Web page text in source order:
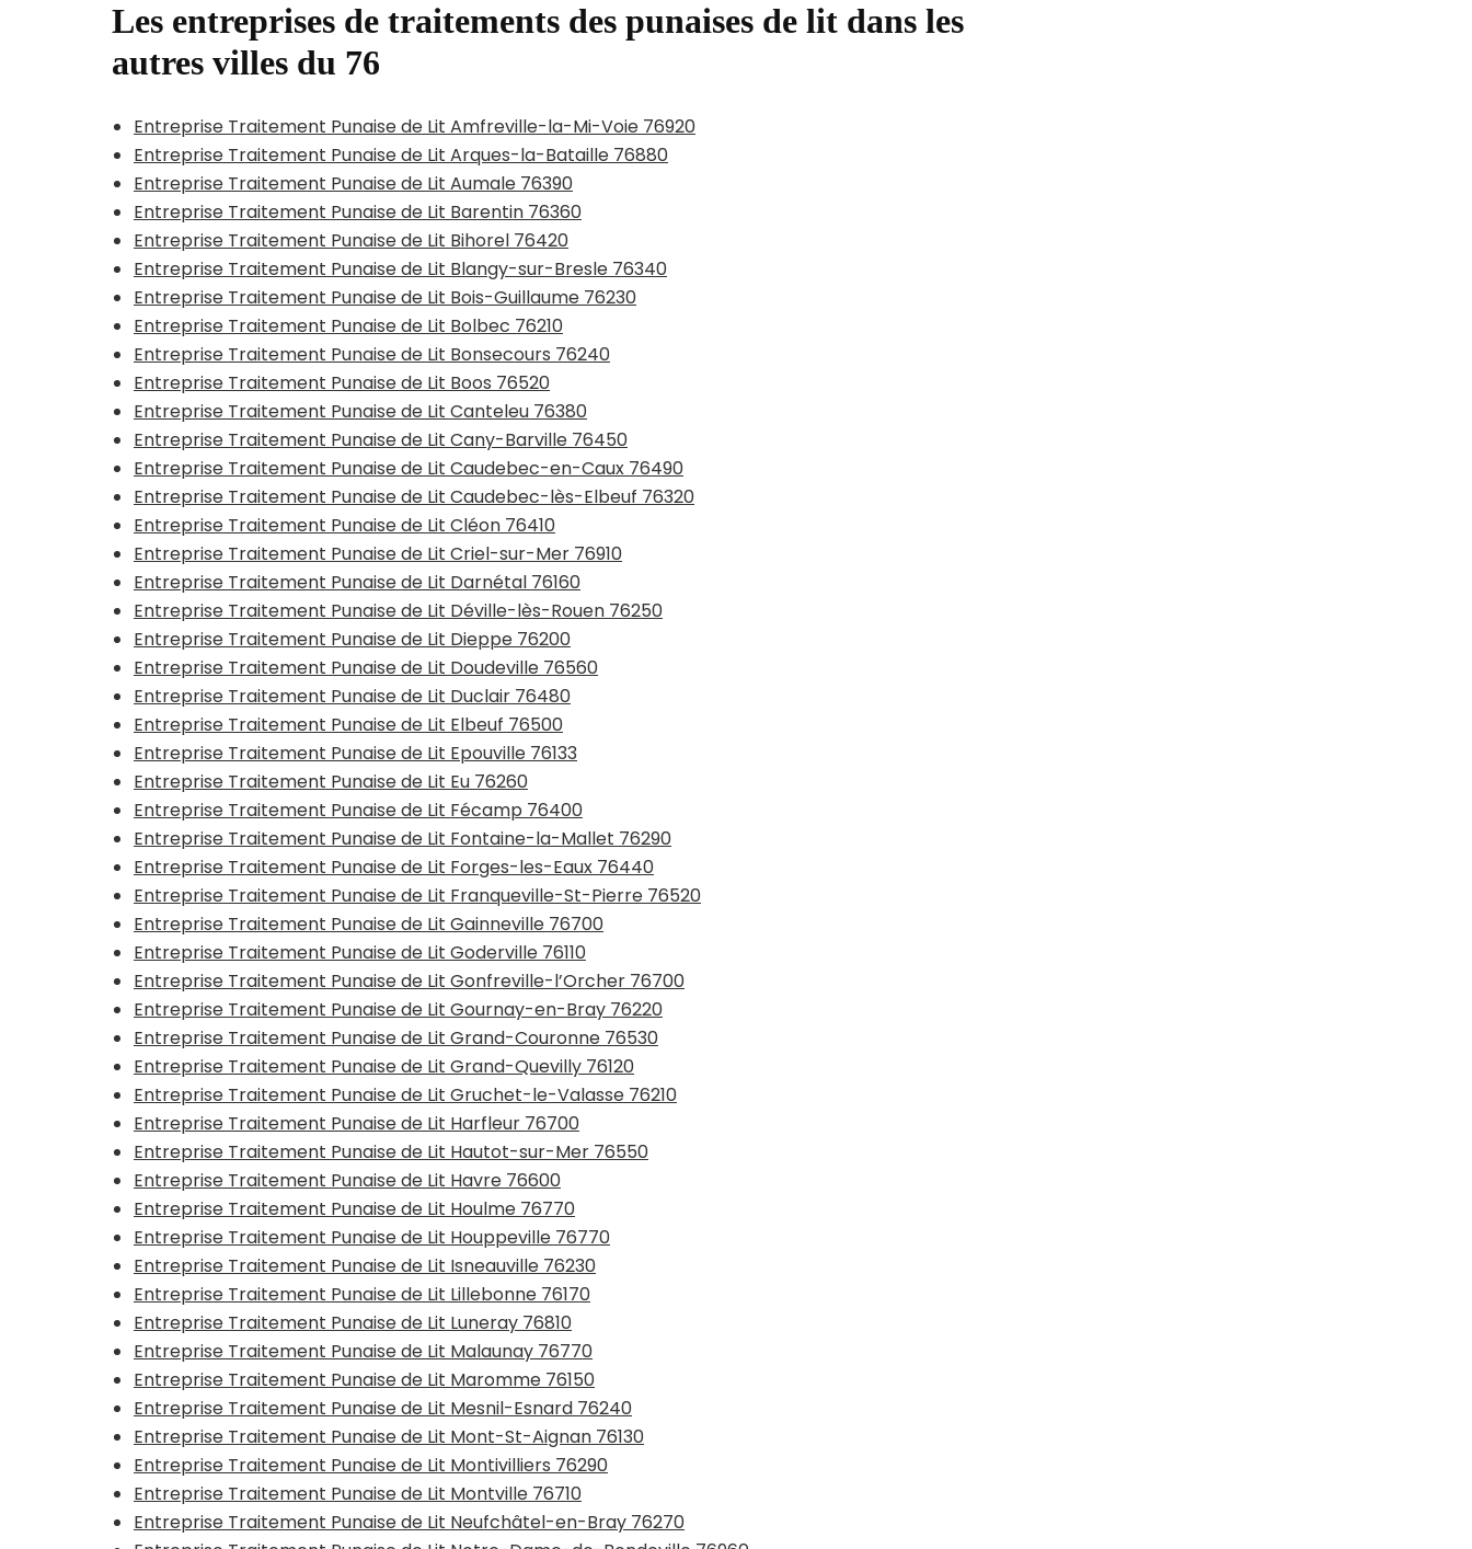
Les entreprises de traitements des punaises de lit dans les
autres villes du 76
Entreprise Traitement Punaise de Lit Amfreville-la-Mi-Voie 76920
Entreprise Traitement Punaise de Lit Arques-la-Bataille 76880
Entreprise Traitement Punaise de Lit Aumale 76390
Entreprise Traitement Punaise de Lit Barentin 76360
Entreprise Traitement Punaise de Lit Bihorel 76420
Entreprise Traitement Punaise de Lit Blangy-sur-Bresle 76340
Entreprise Traitement Punaise de Lit Bois-Guillaume 76230
Entreprise Traitement Punaise de Lit Bolbec 76210
Entreprise Traitement Punaise de Lit Bonsecours 76240
Entreprise Traitement Punaise de Lit Boos 76520
Entreprise Traitement Punaise de Lit Canteleu 76380
Entreprise Traitement Punaise de Lit Cany-Barville 76450
Entreprise Traitement Punaise de Lit Caudebec-en-Caux 76490
Entreprise Traitement Punaise de Lit Caudebec-lès-Elbeuf 76320
Entreprise Traitement Punaise de Lit Cléon 76410
Entreprise Traitement Punaise de Lit Criel-sur-Mer 76910
Entreprise Traitement Punaise de Lit Darnétal 76160
Entreprise Traitement Punaise de Lit Déville-lès-Rouen 76250
Entreprise Traitement Punaise de Lit Dieppe 76200
Entreprise Traitement Punaise de Lit Doudeville 76560
Entreprise Traitement Punaise de Lit Duclair 76480
Entreprise Traitement Punaise de Lit Elbeuf 76500
Entreprise Traitement Punaise de Lit Epouville 76133
Entreprise Traitement Punaise de Lit Eu 76260
Entreprise Traitement Punaise de Lit Fécamp 76400
Entreprise Traitement Punaise de Lit Fontaine-la-Mallet 76290
Entreprise Traitement Punaise de Lit Forges-les-Eaux 76440
Entreprise Traitement Punaise de Lit Franqueville-St-Pierre 76520
Entreprise Traitement Punaise de Lit Gainneville 76700
Entreprise Traitement Punaise de Lit Goderville 76110
Entreprise Traitement Punaise de Lit Gonfreville-l’Orcher 76700
Entreprise Traitement Punaise de Lit Gournay-en-Bray 76220
Entreprise Traitement Punaise de Lit Grand-Couronne 76530
Entreprise Traitement Punaise de Lit Grand-Quevilly 76120
Entreprise Traitement Punaise de Lit Gruchet-le-Valasse 76210
Entreprise Traitement Punaise de Lit Harfleur 76700
Entreprise Traitement Punaise de Lit Hautot-sur-Mer 76550
Entreprise Traitement Punaise de Lit Havre 76600
Entreprise Traitement Punaise de Lit Houlme 76770
Entreprise Traitement Punaise de Lit Houppeville 76770
Entreprise Traitement Punaise de Lit Isneauville 76230
Entreprise Traitement Punaise de Lit Lillebonne 76170
Entreprise Traitement Punaise de Lit Luneray 76810
Entreprise Traitement Punaise de Lit Malaunay 76770
Entreprise Traitement Punaise de Lit Maromme 76150
Entreprise Traitement Punaise de Lit Mesnil-Esnard 76240
Entreprise Traitement Punaise de Lit Mont-St-Aignan 76130
Entreprise Traitement Punaise de Lit Montivilliers 76290
Entreprise Traitement Punaise de Lit Montville 76710
Entreprise Traitement Punaise de Lit Neufchâtel-en-Bray 76270